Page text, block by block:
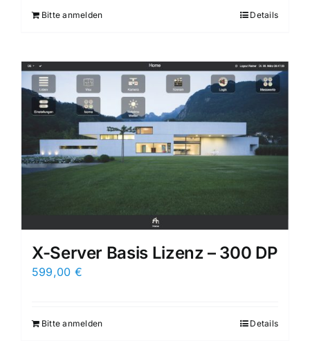
Bitte anmelden Details
X-Server Basis Lizenz – 300 DP
599,00 €
Bitte anmelden Details